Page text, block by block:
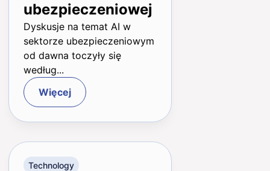
ubezpieczeniowej
Dyskusje na temat AI w
sektorze ubezpieczeniowym
od dawna toczyły się
według...
Więcej
Technology